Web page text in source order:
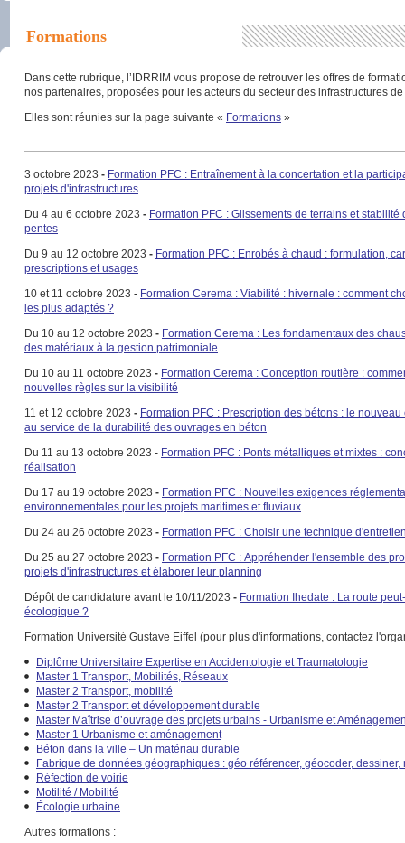
Formations
Dans cette rubrique, l’IDRRIM vous propose de retrouver les offres de
nos partenaires, proposées pour les acteurs du secteur des infrastructures
Elles sont réunies sur la page suivante « Formations »
3 octobre 2023 - Formation PFC : Entraînement à la concertation et la
projets d'infrastructures
Du 4 au 6 octobre 2023 - Formation PFC : Glissements de terrains et stabilité
pentes
Du 9 au 12 octobre 2023 - Formation PFC : Enrobés à chaud : formulation,
prescriptions et usages
10 et 11 octobre 2023 - Formation Cerema : Viabilité : hivernale : comment
les plus adaptés ?
Du 10 au 12 octobre 2023 - Formation Cerema : Les fondamentaux des
des matériaux à la gestion patrimoniale
Du 10 au 11 octobre 2023 - Formation Cerema : Conception routière :
nouvelles règles sur la visibilité
11 et 12 octobre 2023 - Formation PFC : Prescription des bétons : le
au service de la durabilité des ouvrages en béton
Du 11 au 13 octobre 2023 - Formation PFC : Ponts métalliques et mixtes :
réalisation
Du 17 au 19 octobre 2023 - Formation PFC : Nouvelles exigences
environnementales pour les projets maritimes et fluviaux
Du 24 au 26 octobre 2023 - Formation PFC : Choisir une technique
Du 25 au 27 octobre 2023 - Formation PFC : Appréhender l'ensemble des
projets d'infrastructures et élaborer leur planning
Dépôt de candidature avant le 10/11/2023 - Formation Ihedate : La route
écologique ?
Formation Université Gustave Eiffel (pour plus d'informations, contactez
Diplôme Universitaire Expertise en Accidentologie et Traumatologie
Master 1 Transport, Mobilités, Réseaux
Master 2 Transport, mobilité
Master 2 Transport et développement durable
Master Maîtrise d’ouvrage des projets urbains - Urbanisme et
Master 1 Urbanisme et aménagement
Béton dans la ville – Un matériau durable
Fabrique de données géographiques : géo référencer, géocoder, dessiner,
Réfection de voirie
Motilité / Mobilité
Écologie urbaine
Autres formations :